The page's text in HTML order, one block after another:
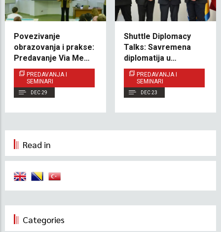
Povezivanje
obrazovanja i prakse:
Predavanje Via Media
na VACD-u
PREDAVANJA I
SEMINARI
DEC 29
Shuttle Diplomacy
Talks: Savremena
diplomatija u
multipolarnom svijetu
– perspektiva
Pakistana
PREDAVANJA I
SEMINARI
DEC 23
Read in
Categories